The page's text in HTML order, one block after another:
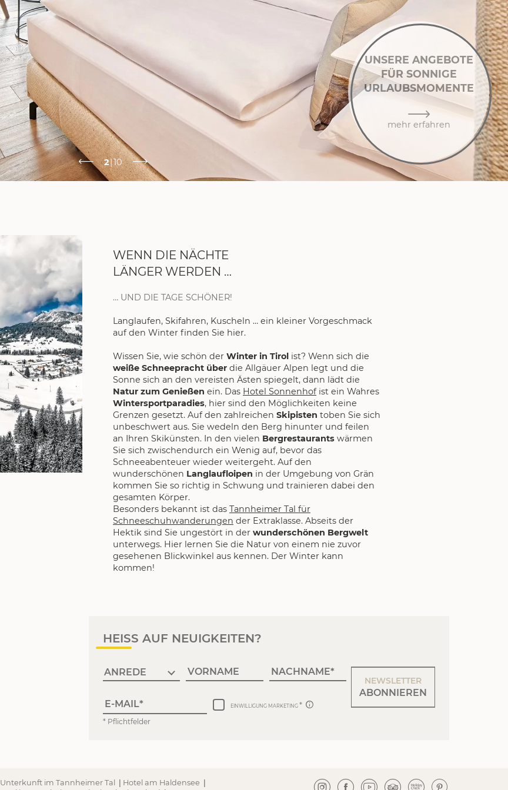
2|10
UNSERE ANGEBOTE
FÜR SONNIGE
URLAUBSMOMENTE
mehr erfahren
WENN DIE NÄCHTE
LÄNGER WERDEN …
… UND DIE TAGE SCHÖNER!
Langlaufen, Skifahren, Kuscheln … ein kleiner Vorgeschmack
auf den Winter finden Sie hier.
Wissen Sie, wie schön der Winter in Tirol ist? Wenn sich die
weiße Schneepracht über die Allgäuer Alpen legt und die
Sonne sich an den vereisten Ästen spiegelt, dann lädt die
Natur zum Genießen ein. Das Hotel Sonnenhofist ein Wahres
Wintersportparadies, hier sind den Möglichkeiten keine
Grenzen gesetzt. Auf den zahlreichen Skipisten toben Sie sich
unbeschwert aus. Sie wedeln den Berg hinunter und feilen
an Ihren Skikünsten. In den vielen Bergrestaurants wärmen
Sie sich zwischendurch ein Wenig auf, bevor das
Schneeabenteuer wieder weitergeht. Auf den
wunderschönen Langlaufloipen in der Umgebung von Grän
kommen Sie so richtig in Schwung und trainieren dabei den
gesamten Körper.
Besonders bekannt ist das Tannheimer Tal für
Schneeschuhwanderungen der Extraklasse. Abseits der
Hektik sind Sie ungestört in der wunderschönen Bergwelt
unterwegs. Hier lernen Sie die Natur von einem nie zuvor
gesehenen Blickwinkel aus kennen. Der Winter kann
kommen!
HEISS AUF NEUIGKEITEN?
VORNAME NACHNAME
E-MAIL EINWILLIGUNG MARKETING
* Pflichtfelder
NEWSLETTER
ABONNIEREN
Unterkunft im Tannheimer Tal Hotel am Haldensee